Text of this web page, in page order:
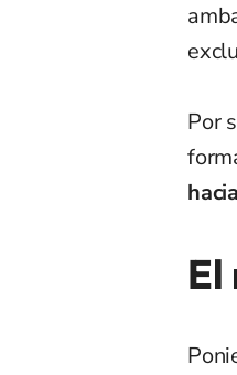
Por
El